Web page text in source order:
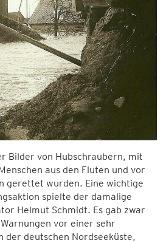
Bilder von Hubschraubern, mit
aus den Fluten und vor
gerettet wurden. Eine wichtige
spielte der damalige
Helmut Schmidt. Es gab zwar
vor einer sehr
der deutschen Nordseeküste,